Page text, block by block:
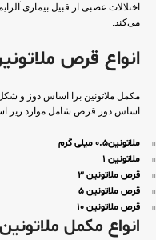
اختلالات عصبی از قبیل بیماری
می‌کند.
انواع قرص
مکمل ملاتونین برا اساس دوز و
اساس دوز قرص شامل موارد زیر
ملاتونین0.5 میلی گرم
ملاتونین 1
قرص ملاتونین 3
قرص ملاتونین 5
قرص ملاتونین 10
انواع مکمل ملاتونین